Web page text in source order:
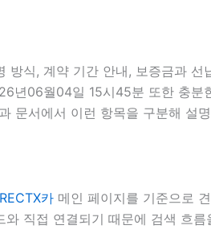
식, 계약 기간 안내, 보증금과
년06월04일 15시45분 또한 충
서에서 이런 항목을 구분해 설
카 메인 페이지를 기준으로
직접 연결되기 때문에 검색 흐